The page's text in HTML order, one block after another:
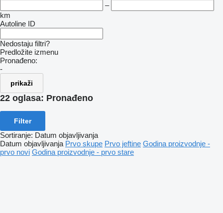
–
km
Autoline ID
Nedostaju filtri?
Predložite izmenu
Pronađeno:
-
prikaži
22 oglasa: Pronađeno
Filter
Sortiranje: Datum objavljivanja
Datum objavljivanja Prvo skupe Prvo jeftine Godina proizvodnje -
prvo novi Godina proizvodnje - prvo stare